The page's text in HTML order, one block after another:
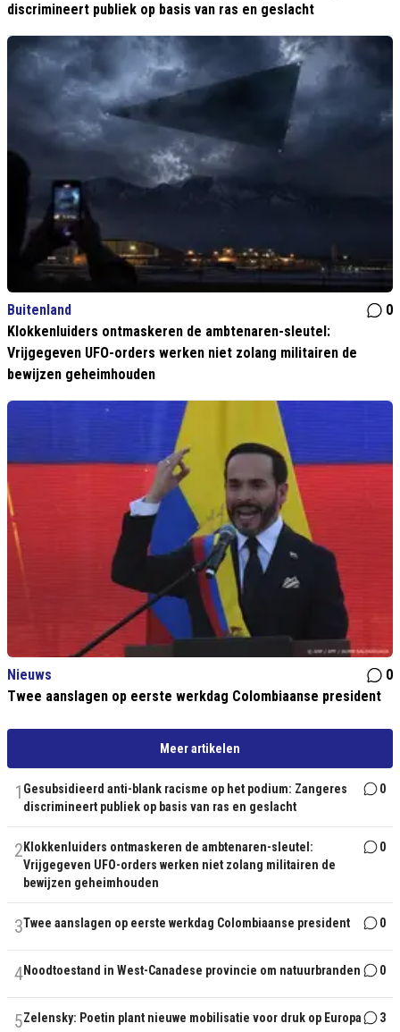
discrimineert publiek op basis van ras en geslacht
Buitenland
0
Klokkenluiders ontmaskeren de ambtenaren-sleutel:
Vrijgegeven UFO-orders werken niet zolang militairen de
bewijzen geheimhouden
Nieuws
0
Twee aanslagen op eerste werkdag Colombiaanse president
Meer artikelen
1 Gesubsidieerd anti-blank racisme op het podium: Zangeres
discrimineert publiek op basis van ras en geslacht
0
2 Klokkenluiders ontmaskeren de ambtenaren-sleutel:
Vrijgegeven UFO-orders werken niet zolang militairen de
bewijzen geheimhouden
0
3Twee aanslagen op eerste werkdag Colombiaanse president 0
4Noodtoestand in West-Canadese provincie om natuurbranden 0
5Zelensky: Poetin plant nieuwe mobilisatie voor druk op Europa 3